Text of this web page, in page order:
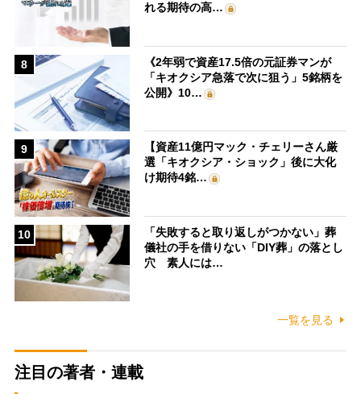
れる期待の高…
8
《2年弱で資産17.5倍の元証券マンが
「キオクシア急落で次に狙う」5銘柄を
公開》10…
9
【資産11億円マック・チェリーさん厳
選「キオクシア・ショック」後に大化
け期待4銘…
10
「失敗すると取り返しがつかない」葬
儀社の手を借りない「DIY葬」の落とし
穴 素人には…
一覧を見る
注目の著者・連載